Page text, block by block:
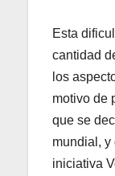
Esta
cantidad
los
motivo de
que se
mundial, y
iniciativa